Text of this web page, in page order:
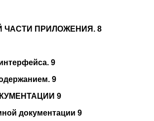
ЧАСТИ ПРИЛОЖЕНИЯ. 8
9
9
9
документации 9